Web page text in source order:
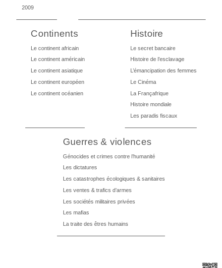
2009
Continents
Le continent africain
Le continent américain
Le continent asiatique
Le continent européen
Le continent océanien
Histoire
Le secret bancaire
Histoire de l’esclavage
L’émancipation des femmes
Le Cinéma
La Françafrique
Histoire mondiale
Les paradis fiscaux
Guerres & violences
Génocides et crimes contre l’humanité
Les dictatures
Les catastrophes écologiques & sanitaires
Les ventes & trafics d’armes
Les sociétés militaires privées
Les mafias
La traite des êtres humains